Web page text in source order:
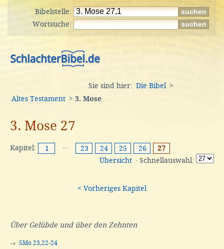
Bibelstelle:
Wortsuche:
Sie sind hier: Die Bibel
>
Altes Testament > 3. Mose
3. Mose 27
Kapitel: 1 ··· 23 24 25 26
27
Übersicht · Schnellauswahl:
< Vorheriges Kapitel
Über Gelübde und über den Zehnten
→ 5Mo 23,22-24